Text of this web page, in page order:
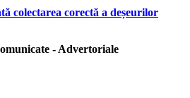
colectarea corectă a deșeurilor
- Advertoriale